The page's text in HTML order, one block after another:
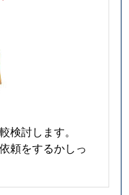
検討します。
頼をするかしっ